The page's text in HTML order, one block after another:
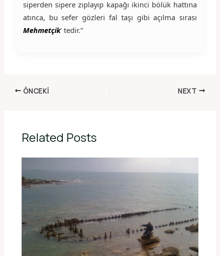
siperden sipere zıplayıp kapağı ikinci bölük hattına
atınca, bu sefer gözleri fal taşı gibi açılma sırası
Mehmetçik‘ tedir.”
ÖNCEKI NEXT
Related Posts